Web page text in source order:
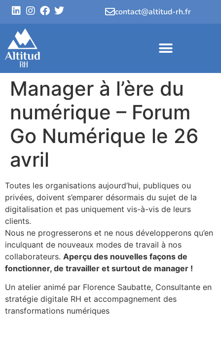
contact@altitud-rh.fr
Manager à l’ère du
numérique – Forum
Go Numérique le 26
avril
Toutes les organisations aujourd’hui, publiques ou
privées, doivent s’emparer désormais du sujet de la
digitalisation et pas uniquement vis-à-vis de leurs
clients.
Nous ne progresserons et ne nous développerons qu’en
inculquant de nouveaux modes de travail à nos
collaborateurs. Aperçu des nouvelles façons de
fonctionner, de travailler et surtout de manager !
Un atelier animé par Florence Saubatte, Consultante en
stratégie digitale RH et accompagnement des
transformations numériques